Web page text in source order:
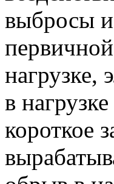
выбросы
нагрузке,
в
короткое